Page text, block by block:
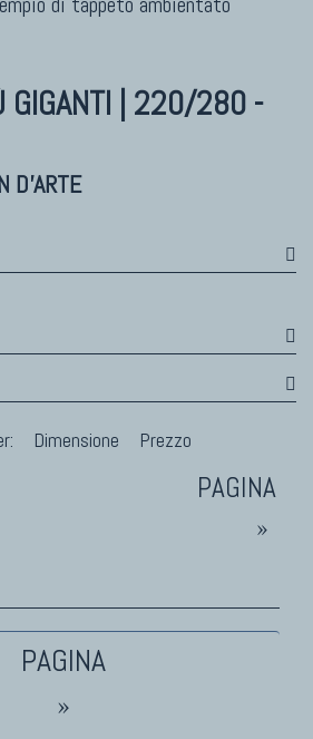
Antichi
GIGANTI | 220/280 -
D'ARTE
Dimensione Prezzo
»
»